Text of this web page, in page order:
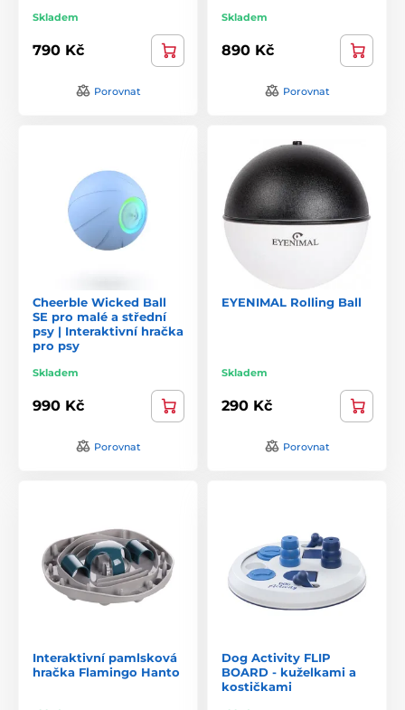
Skladem
790 Kč
Porovnat
Skladem
890 Kč
Porovnat
Cheerble Wicked Ball
SE pro malé a střední
psy | Interaktivní hračka
pro psy
Skladem
990 Kč
Porovnat
EYENIMAL Rolling Ball
Skladem
290 Kč
Porovnat
Interaktivní pamlsková
hračka Flamingo Hanto
Dog Activity FLIP
BOARD - kuželkami a
kostičkami